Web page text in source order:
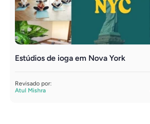
Estúdios de ioga em Nova York
Revisado por:
Atul Mishra